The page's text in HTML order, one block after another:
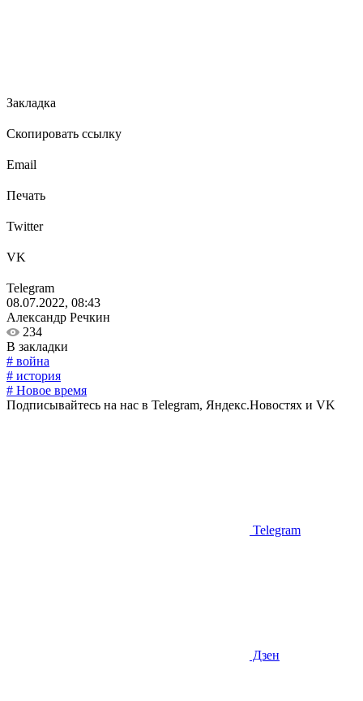
Закладка
Скопировать ссылку
Email
Печать
Twitter
VK
Telegram
08.07.2022, 08:43
Александр Речкин
234
В закладки
# война
# история
# Новое время
Подписывайтесь на нас в Telegram, Яндекс.Новостях и VK
Telegram
Дзен